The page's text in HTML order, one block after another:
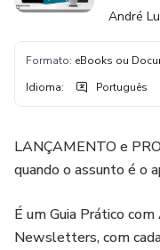
André
Formato: eBooks ou
Idioma: Português
LANÇAMENTO e
quando o assunto é o
É um Guia Prático
Newsletters, com